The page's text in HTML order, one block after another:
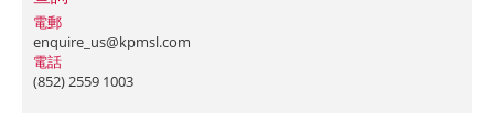
電郵
enquire_us@kpmsl.com
電話
(852) 2559 1003